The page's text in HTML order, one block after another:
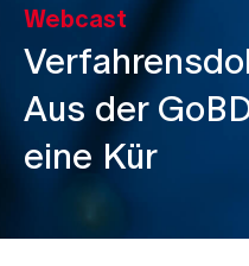
Webcast
Aus der
eine Kür